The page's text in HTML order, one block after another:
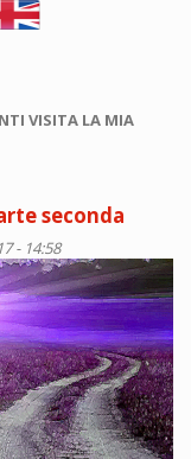
VISITA LA MIA
seconda
- 14:58